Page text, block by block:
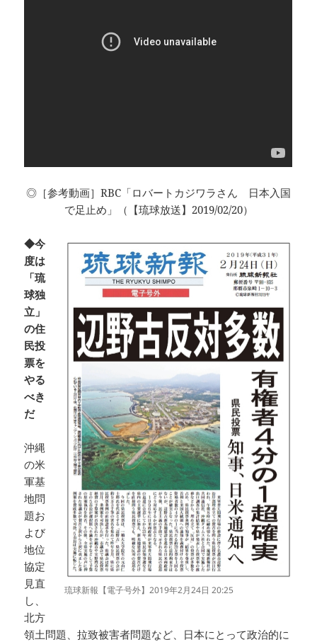
◎［参考動画］RBC「ロバートカジワラさん 日本入国
で足止め」（【琉球放送】2019/02/20）
琉球新報【電子号外】2019年2月24日 20:25
◆今
度は
「琉
球独
立」
の住
民投
票を
やる
べき
だ
沖縄
の米
軍基
地問
題お
よび
地位
協定
見直
し、
北方
領土問題、拉致被害者問題など、日本にとって政治的に